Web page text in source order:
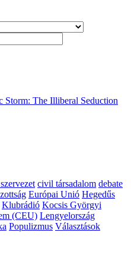
Storm: The Illiberal Seduction
civil társadalom debate
Európai Unió Hegedűs
Klubrádió Kocsis Györgyi
(CEU) Lengyelország
Populizmus Választások